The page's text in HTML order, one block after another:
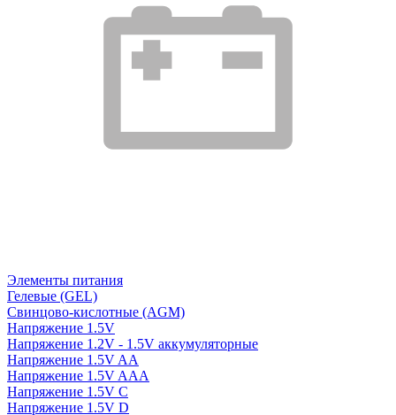
Элементы питания
Гелевые (GEL)
Свинцово-кислотные (AGM)
Напряжение 1.5V
Напряжение 1.2V - 1.5V аккумуляторные
Напряжение 1.5V AA
Напряжение 1.5V AAA
Напряжение 1.5V C
Напряжение 1.5V D